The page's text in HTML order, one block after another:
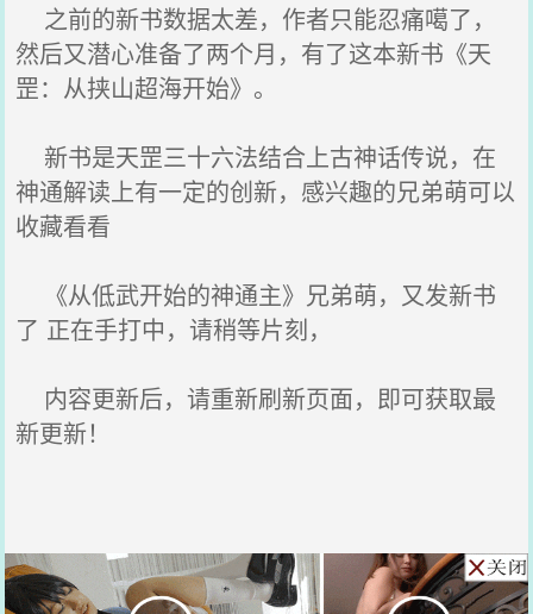
之前的新书数据太差，作者只能忍痛噶了，
然后又潜心准备了两个月，有了这本新书《天
罡：从挟山超海开始》。
新书是天罡三十六法结合上古神话传说，在
神通解读上有一定的创新，感兴趣的兄弟萌可以
收藏看看
《从低武开始的神通主》兄弟萌，又发新书
了 正在手打中，请稍等片刻，
内容更新后，请重新刷新页面，即可获取最
新更新！